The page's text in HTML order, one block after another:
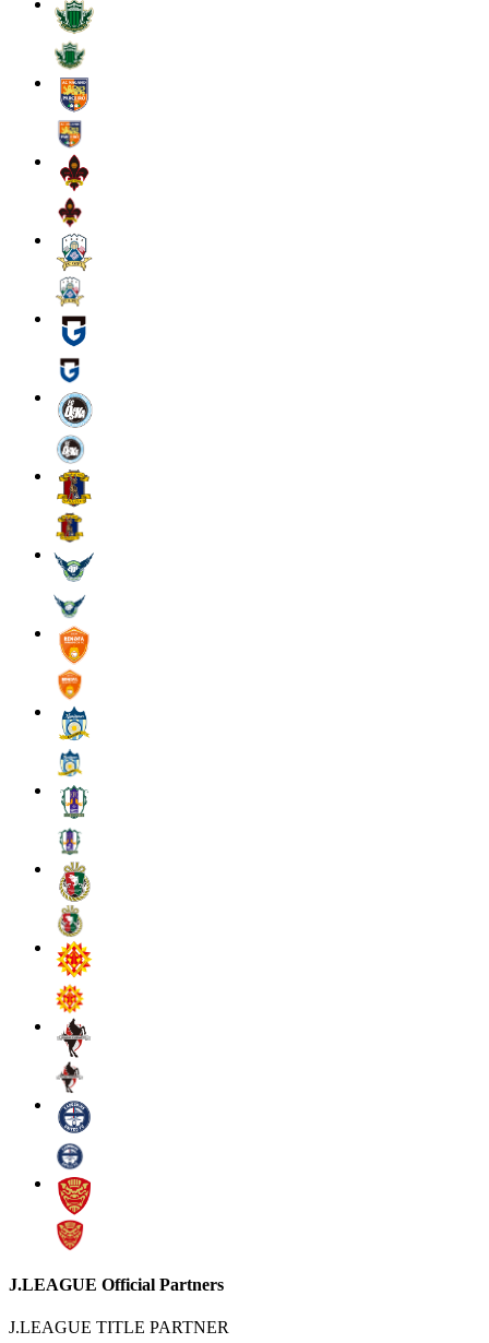
J.LEAGUE Official Partners
J.LEAGUE TITLE PARTNER